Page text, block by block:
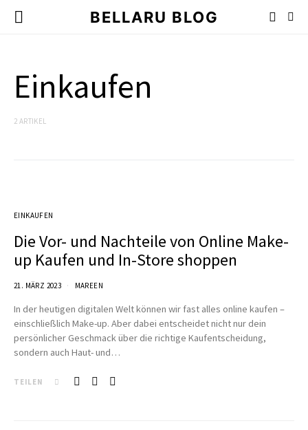
BELLARU BLOG
Einkaufen
2 ARTIKEL
EINKAUFEN
Die Vor- und Nachteile von Online Make-
up Kaufen und In-Store shoppen
21. MÄRZ 2023 MAREEN
In der heutigen digitalen Welt können wir fast alles online kaufen –
einschließlich Make-up. Aber dabei entscheidet nicht nur dein
persönlicher Geschmack über die richtige Kaufentscheidung,
sondern auch Haut- und…
TEILEN